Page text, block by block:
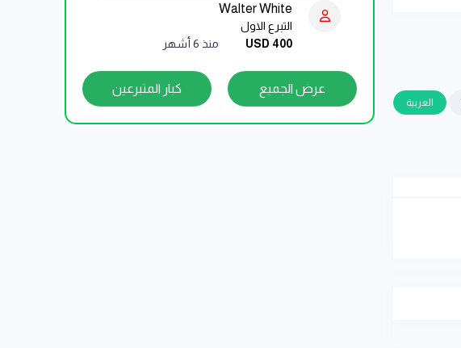
العربية
Walter White
التبرع الاول
USD 400
منذ 6 أشهر
عرض الجميع كبار المتبرعين